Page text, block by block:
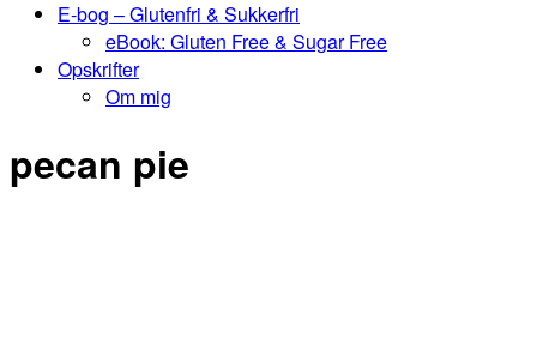
E-bog – Glutenfri & Sukkerfri
eBook: Gluten Free & Sugar Free
Opskrifter
Om mig
pecan pie